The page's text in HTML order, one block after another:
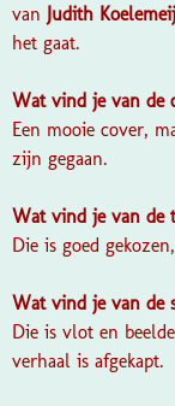
van Judith
het gaat.
Wat vind je van de
Een mooie cover,
zijn gegaan.
Wat vind je van de
Die is goed
Wat vind je van de
Die is vlot en
verhaal is afgekapt.